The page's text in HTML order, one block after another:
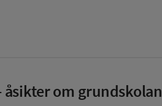
om grundskolan